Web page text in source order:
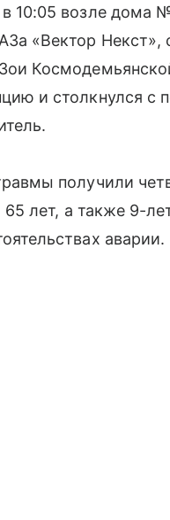
10:05 возле дома
«Вектор
и столкнулся
получили
65 лет, а также 9-
аварии.